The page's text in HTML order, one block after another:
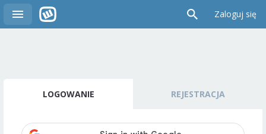
Zaloguj się
LOGOWANIE REJESTRACJA